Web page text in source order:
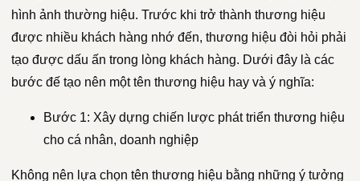
hình ảnh thường hiệu. Trước khi trở thành thương hiệu
được nhiều khách hàng nhớ đến, thương hiệu đòi hỏi phải
tạo được dấu ấn trong lòng khách hàng. Dưới đây là các
bước đế tạo nên một tên thương hiệu hay và ý nghĩa:
Bước 1: Xây dựng chiến lược phát triển thương hiệu
cho cá nhân, doanh nghiệp
Không nên lựa chọn tên thương hiệu bằng những ý tưởng